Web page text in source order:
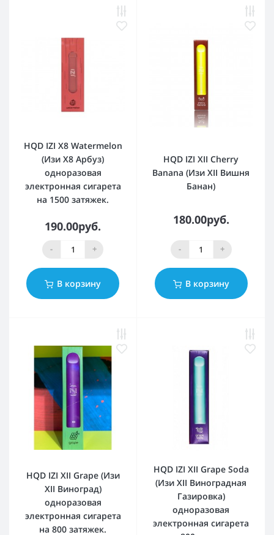
HQD IZI X8 Watermelon
(Изи Х8 Арбуз)
одноразовая
электронная сигарета
на 1500 затяжек.
190.00руб.
- +
В корзину
HQD IZI XII Cherry
Banana (Изи XII Вишня
Банан)
180.00руб.
- +
В корзину
HQD IZI XII Grape (Изи
XII Виноград)
одноразовая
электронная сигарета
на 800 затяжек.
HQD IZI XII Grape Soda
(Изи XII Виноградная
Газировка)
одноразовая
электронная сигарета